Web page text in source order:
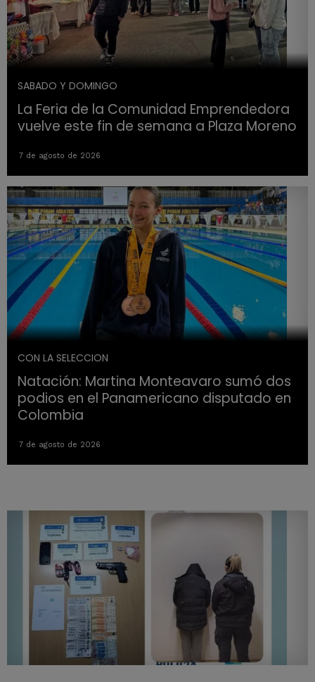
SABADO Y DOMINGO
La Feria de la Comunidad Emprendedora
vuelve este fin de semana a Plaza Moreno
7 de agosto de 2026
CON LA SELECCION
Natación: Martina Monteavaro sumó dos
podios en el Panamericano disputado en
Colombia
7 de agosto de 2026